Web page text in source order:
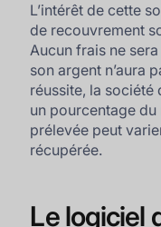
L’intérêt de cette
de recouvrement
Aucun frais ne
son argent n’aura
réussite, la
un pourcentage
prélevée peut
récupérée.
Le logiciel